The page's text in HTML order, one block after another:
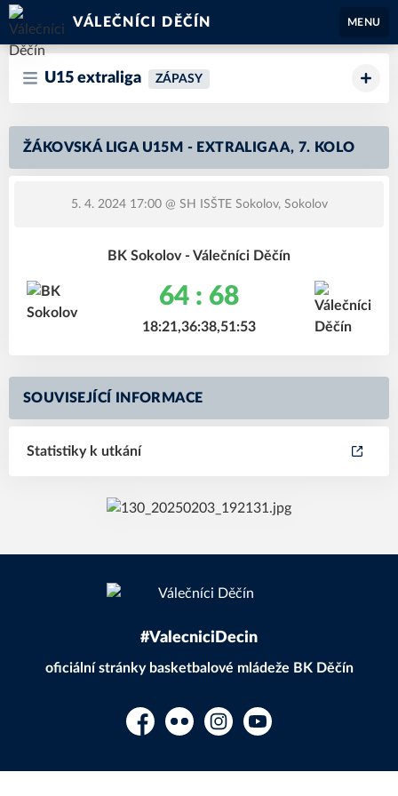
VÁLEČNÍCI DĚČÍN MENU
U15 extraliga ZÁPASY
ŽÁKOVSKÁ LIGA U15M - EXTRALIGA A, 7. KOLO
5. 4. 2024 17:00@ SH ISŠTE Sokolov, Sokolov
BK Sokolov - Válečníci Děčín
64 : 68
18:21,36:38,51:53
SOUVISEJÍCÍ INFORMACE
Statistiky k utkání
#ValecniciDecin
oficiální stránky basketbalové mládeže BK Děčín
FacebookFlickr InstagramYouTube